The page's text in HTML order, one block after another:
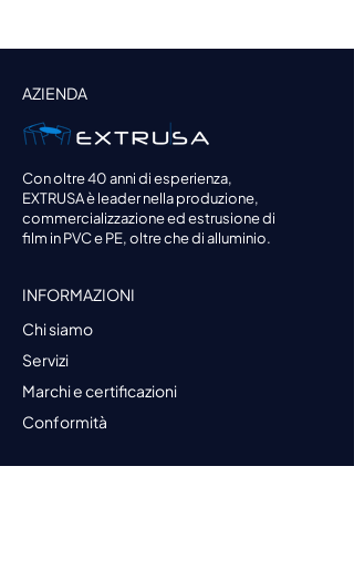
AZIENDA
Con oltre 40 anni di esperienza,
EXTRUSA è leader nella produzione,
commercializzazione ed estrusione di
film in PVC e PE, oltre che di alluminio.
INFORMAZIONI
Chi siamo
Servizi
Marchi e certificazioni
Conformità